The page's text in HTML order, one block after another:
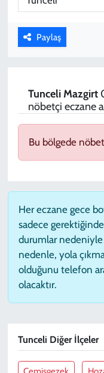
Paylaş
TunceliMazgirt
nöbetçi eczane
Bu bölgede
Her eczane gece
sadece
durumlar
nedenle, yola
olduğunu telefon
olacaktır.
Tunceli Diğer İlçeler